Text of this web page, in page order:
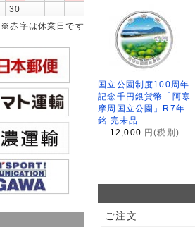
国立公園制度100周年
記念千円銀貨幣「阿寒
摩周国立公園」R7年
銘 完未品
12,000 円(税別)
ご注文
30
※赤字は休業日です